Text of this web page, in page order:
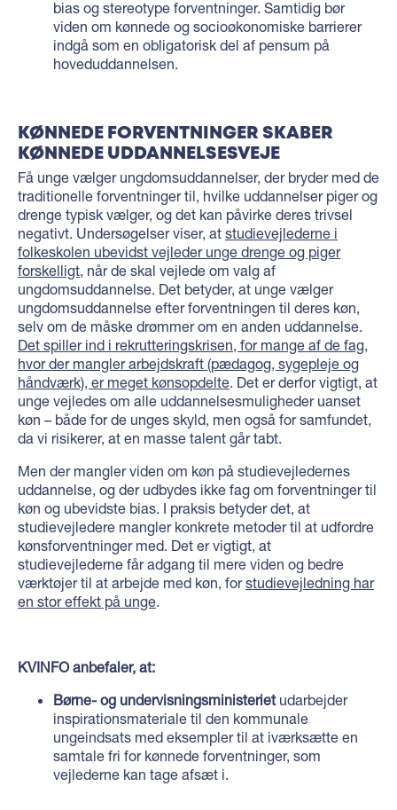
bias og stereotype forventninger. Samtidig bør
viden om kønnede og socioøkonomiske barrierer
indgå som en obligatorisk del af pensum på
hoveduddannelsen.
KØNNEDE FORVENTNINGER SKABER
KØNNEDE UDDANNELSESVEJE
Få unge vælger ungdomsuddannelser, der bryder med de
traditionelle forventninger til, hvilke uddannelser piger og
drenge typisk vælger, og det kan påvirke deres trivsel
negativt. Undersøgelser viser, at studievejlederne i
folkeskolen ubevidst vejleder unge drenge og piger
forskelligt , når de skal vejlede om valg af
ungdomsuddannelse. Det betyder, at unge vælger
ungdomsuddannelse efter forventningen til deres køn,
selv om de måske drømmer om en anden uddannelse.
Det spiller ind i rekrutteringskrisen, for mange af de fag,
hvor der mangler arbejdskraft (pædagog, sygepleje og
håndværk), er meget kønsopdelte . Det er derfor vigtigt, at
unge vejledes om alle uddannelsesmuligheder uanset
køn – både for de unges skyld, men også for samfundet,
da vi risikerer, at en masse talent går tabt.
Men der mangler viden om køn på studievejledernes
uddannelse, og der udbydes ikke fag om forventninger til
køn og ubevidste bias. I praksis betyder det, at
studievejledere mangler konkrete metoder til at udfordre
kønsforventninger med. Det er vigtigt, at
studievejlederne får adgang til mere viden og bedre
værktøjer til at arbejde med køn, forstudievejledning har
en stor effekt på unge
KVINFO anbefaler, at:
Børne- og undervisningsministerietudarbejder
inspirationsmateriale til den kommunale
ungeindsats med eksempler til at iværksætte en
samtale fri for kønnede forventninger, som
vejlederne kan tage afsæt i.